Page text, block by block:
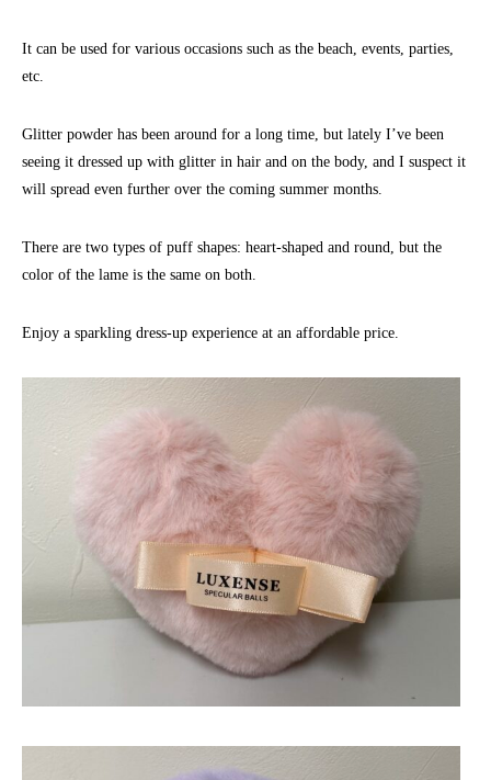
It can be used for various occasions such as the beach, events, parties,
etc.
Glitter powder has been around for a long time, but lately I’ve been
seeing it dressed up with glitter in hair and on the body, and I suspect it
will spread even further over the coming summer months.
There are two types of puff shapes: heart-shaped and round, but the
color of the lame is the same on both.
Enjoy a sparkling dress-up experience at an affordable price.